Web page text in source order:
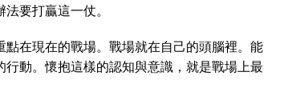
要打贏這一仗。
在現在的戰場。戰場就在自己的頭腦裡。能
動。懷抱這樣的認知與意識，就是戰場上最